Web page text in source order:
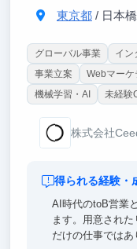
東京都/ 日本橋駅
グローバル事業 イン
事業立案
Webマー
機械学習・AI
未経験
株式会社
得られる経験・
AI時代のtoB営業
ます。用意され
だけの仕事ではあ